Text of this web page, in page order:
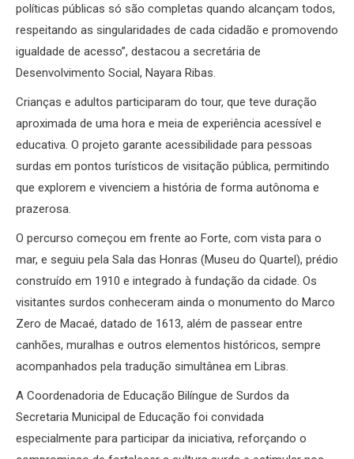
políticas públicas só são completas quando alcançam todos,
respeitando as singularidades de cada cidadão e promovendo
igualdade de acesso”, destacou a secretária de
Desenvolvimento Social, Nayara Ribas.
Crianças e adultos participaram do tour, que teve duração
aproximada de uma hora e meia de experiência acessível e
educativa. O projeto garante acessibilidade para pessoas
surdas em pontos turísticos de visitação pública, permitindo
que explorem e vivenciem a história de forma autônoma e
prazerosa.
O percurso começou em frente ao Forte, com vista para o
mar, e seguiu pela Sala das Honras (Museu do Quartel), prédio
construído em 1910 e integrado à fundação da cidade. Os
visitantes surdos conheceram ainda o monumento do Marco
Zero de Macaé, datado de 1613, além de passear entre
canhões, muralhas e outros elementos históricos, sempre
acompanhados pela tradução simultânea em Libras.
A Coordenadoria de Educação Bilíngue de Surdos da
Secretaria Municipal de Educação foi convidada
especialmente para participar da iniciativa, reforçando o